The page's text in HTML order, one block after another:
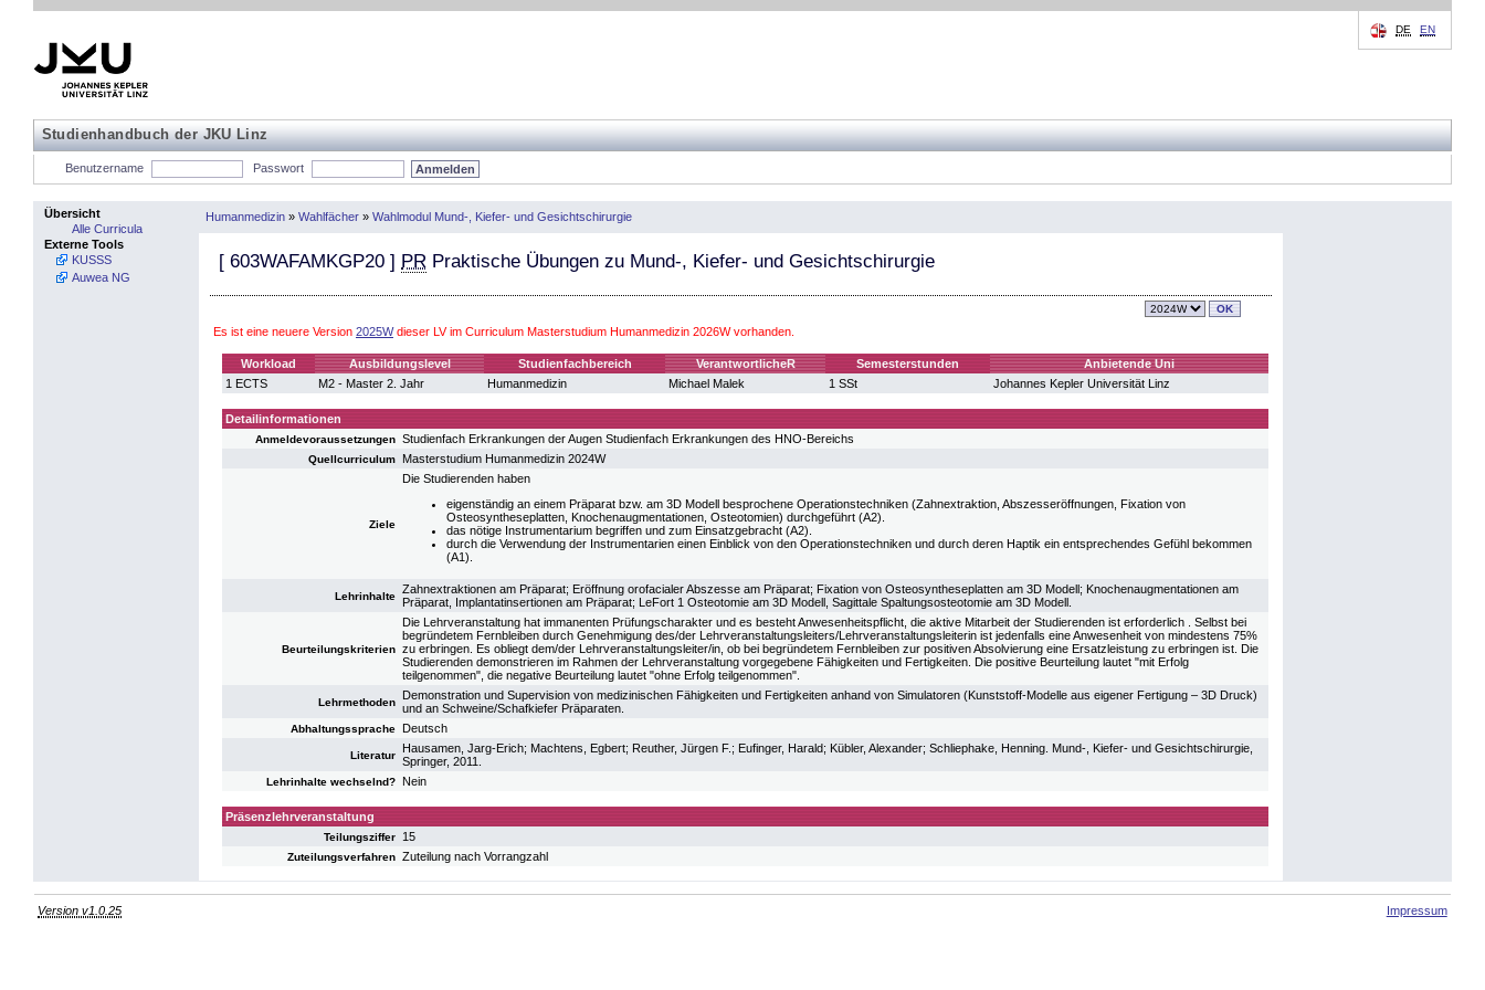
Studienhandbuch der JKU Linz
DE EN
Benutzername Passwort
Übersicht
Alle Curricula
Externe Tools
KUSSS
Auwea NG
Humanmedizin » Wahlfächer » Wahlmodul Mund-, Kiefer- und Gesichtschirurgie
[ 603WAFAMKGP20 ] PR Praktische Übungen zu Mund-, Kiefer- und Gesichtschirurgie
Es ist eine neuere Version 2025Wdieser LV im Curriculum Masterstudium Humanmedizin 2026W vorhanden.
Workload Ausbildungslevel Studienfachbereich VerantwortlicheR Semesterstunden
Anbietende Uni
1 ECTS
M2 - Master 2. Jahr Humanmedizin Michael Malek 1 SSt Johannes Kepler Universität Linz
Detailinformationen
Anmeldevoraussetzungen Studienfach Erkrankungen der Augen Studienfach Erkrankungen des HNO-Bereichs
Quellcurriculum Masterstudium Humanmedizin 2024W
Ziele
Die Studierenden haben
eigenständig an einem Präparat bzw. am 3D Modell besprochene Operationstechniken (Zahnextraktion, Abszesseröffnungen, Fixation von
Osteosyntheseplatten, Knochenaugmentationen, Osteotomien) durchgeführt (A2).
das nötige Instrumentarium begriffen und zum Einsatzgebracht (A2).
durch die Verwendung der Instrumentarien einen Einblick von den Operationstechniken und durch deren Haptik ein entsprechendes Gefühl bekommen
(A1).
Lehrinhalte
Zahnextraktionen am Präparat; Eröffnung orofacialer Abszesse am Präparat; Fixation von Osteosyntheseplatten am 3D Modell; Knochenaugmentationen am
Präparat, Implantatinsertionen am Präparat; LeFort 1 Osteotomie am 3D Modell, Sagittale Spaltungsosteotomie am 3D Modell.
Beurteilungskriterien
Die Lehrveranstaltung hat immanenten Prüfungscharakter und es besteht Anwesenheitspflicht, die aktive Mitarbeit der Studierenden ist erforderlich . Selbst bei
begründetem Fernbleiben durch Genehmigung des/der Lehrveranstaltungsleiters/Lehrveranstaltungsleiterin ist jedenfalls eine Anwesenheit von mindestens 75%
zu erbringen. Es obliegt dem/der Lehrveranstaltungsleiter/in, ob bei begründetem Fernbleiben zur positiven Absolvierung eine Ersatzleistung zu erbringen ist. Die
Studierenden demonstrieren im Rahmen der Lehrveranstaltung vorgegebene Fähigkeiten und Fertigkeiten. Die positive Beurteilung lautet "mit Erfolg
teilgenommen", die negative Beurteilung lautet "ohne Erfolg teilgenommen".
Lehrmethoden
Demonstration und Supervision von medizinischen Fähigkeiten und Fertigkeiten anhand von Simulatoren (Kunststoff-Modelle aus eigener Fertigung – 3D Druck)
und an Schweine/Schafkiefer Präparaten.
Abhaltungssprache Deutsch
Literatur
Hausamen, Jarg-Erich; Machtens, Egbert; Reuther, Jürgen F.; Eufinger, Harald; Kübler, Alexander; Schliephake, Henning. Mund-, Kiefer- und Gesichtschirurgie,
Springer, 2011.
Lehrinhalte wechselnd? Nein
Präsenzlehrveranstaltung
Teilungsziffer 15
Zuteilungsverfahren Zuteilung nach Vorrangzahl
Version v1.0.25 Impressum